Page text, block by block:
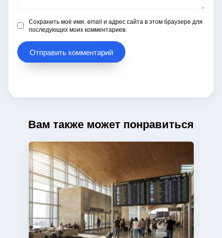
Сохранить моё имя, email и адрес сайта в этом браузере для
последующих моих комментариев.
Вам также может понравиться